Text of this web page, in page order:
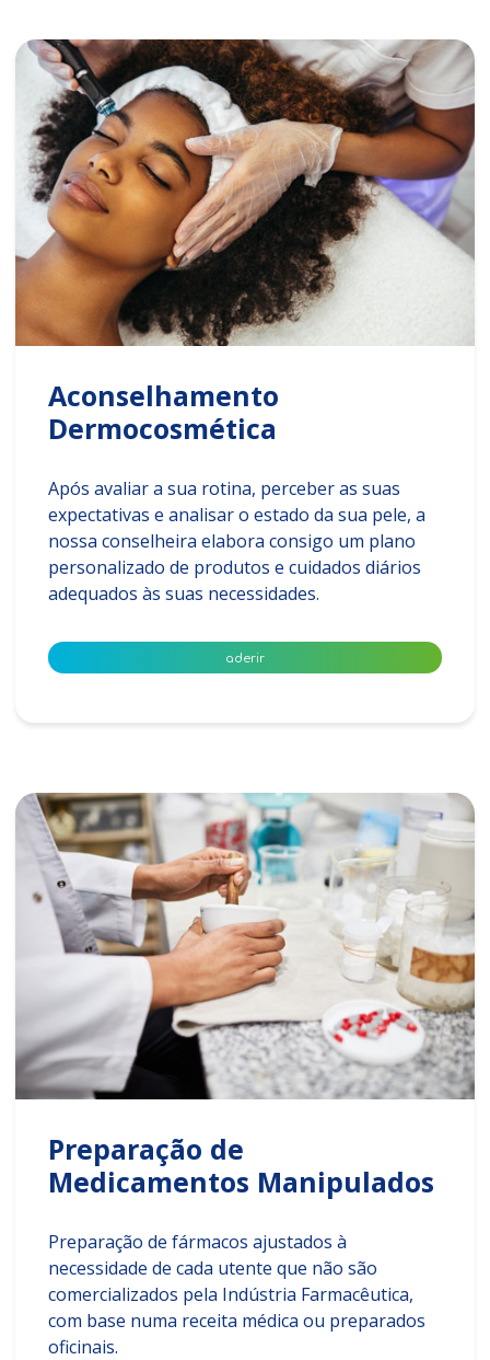
Aconselhamento
Dermocosmética
Após avaliar a sua rotina, perceber as suas
expectativas e analisar o estado da sua pele, a
nossa conselheira elabora consigo um plano
personalizado de produtos e cuidados diários
adequados às suas necessidades.
aderir
Preparação de
Medicamentos Manipulados
Preparação de fármacos ajustados à
necessidade de cada utente que não são
comercializados pela Indústria Farmacêutica,
com base numa receita médica ou preparados
oficinais.